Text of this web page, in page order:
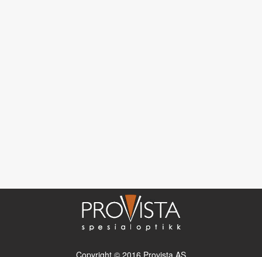
Copyright © 2016 Provista AS